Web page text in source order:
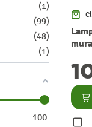
1
99
48
1
100